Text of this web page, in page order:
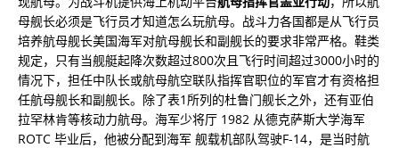
母舰长必须是飞行员才知道怎么玩航母。战斗力各国都是从飞行员
培养航母舰长美国海军对航母舰长和副舰长的要求非常严格。鞋类
规定，只有当舰艇起降次数超过800次且飞行时间超过3000小时的
情况下，担任中队长或航母航空联队指挥官职位的军官才有资格担
任航母舰长和副舰长。除了表1所列的杜鲁门舰长之外，还有亚伯
拉罕林肯等核动力航母。海军少将厅 1982 从德克萨斯大学海军
ROTC 毕业后，他被分配到海军 舰载机部队驾驶F-14，是当时航